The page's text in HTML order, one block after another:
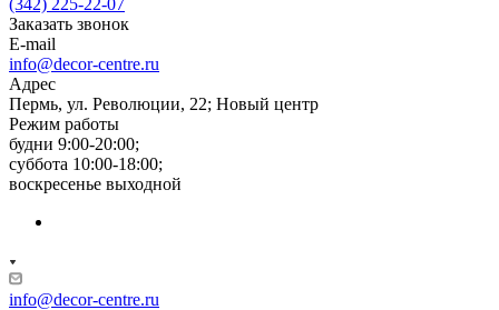
Заказать звонок
E-mail
info@decor-centre.ru
Адрес
Пермь, ул. Революции, 22; Новый центр
Режим работы
будни 9:00-20:00;
суббота 10:00-18:00;
воскресенье выходной
info@decor-centre.ru